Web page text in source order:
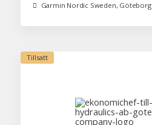
Garmin Nordic Sweden, Göteborg